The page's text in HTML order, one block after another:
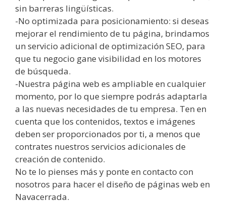
sin barreras lingüísticas.
-No optimizada para posicionamiento: si deseas
mejorar el rendimiento de tu página, brindamos
un servicio adicional de optimización SEO, para
que tu negocio gane visibilidad en los motores
de búsqueda.
-Nuestra página web es ampliable en cualquier
momento, por lo que siempre podrás adaptarla
a las nuevas necesidades de tu empresa. Ten en
cuenta que los contenidos, textos e imágenes
deben ser proporcionados por ti, a menos que
contrates nuestros servicios adicionales de
creación de contenido.
No te lo pienses más y ponte en contacto con
nosotros para hacer el diseño de páginas web en
Navacerrada.